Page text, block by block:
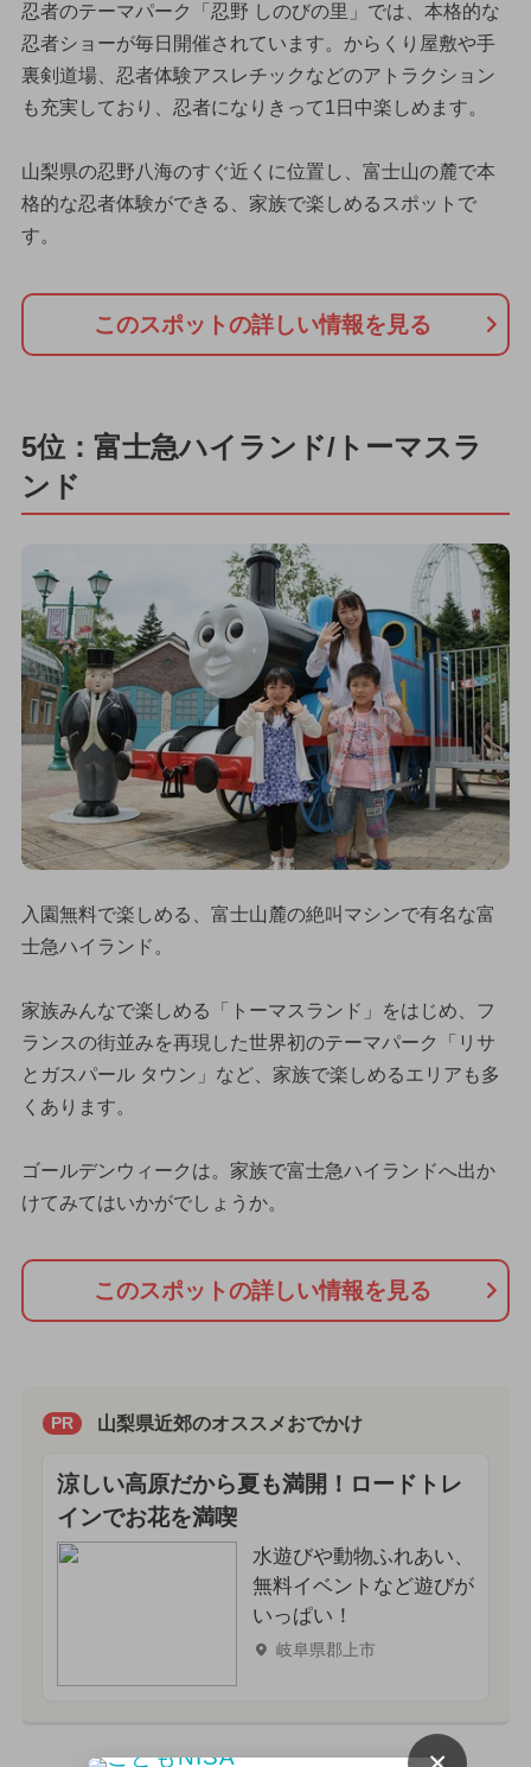
忍者のテーマパーク「忍野 しのびの里」では、本格的な
忍者ショーが毎日開催されています。からくり屋敷や手
裏剣道場、忍者体験アスレチックなどのアトラクション
も充実しており、忍者になりきって1日中楽しめます。
山梨県の忍野八海のすぐ近くに位置し、富士山の麓で本
格的な忍者体験ができる、家族で楽しめるスポットで
す。
このスポットの詳しい情報を見る
5位：富士急ハイランド/トーマスラ
ンド
入園無料で楽しめる、富士山麓の絶叫マシンで有名な富
士急ハイランド。
家族みんなで楽しめる「トーマスランド」をはじめ、フ
ランスの街並みを再現した世界初のテーマパーク「リサ
とガスパール タウン」など、家族で楽しめるエリアも多
くあります。
ゴールデンウィークは。家族で富士急ハイランドへ出か
けてみてはいかがでしょうか。
このスポットの詳しい情報を見る
PR 山梨県近郊のオススメおでかけ
涼しい高原だから夏も満開！ロードトレ
インでお花を満喫
水遊びや動物ふれあい、
無料イベントなど遊びが
いっぱい！
岐阜県郡上市